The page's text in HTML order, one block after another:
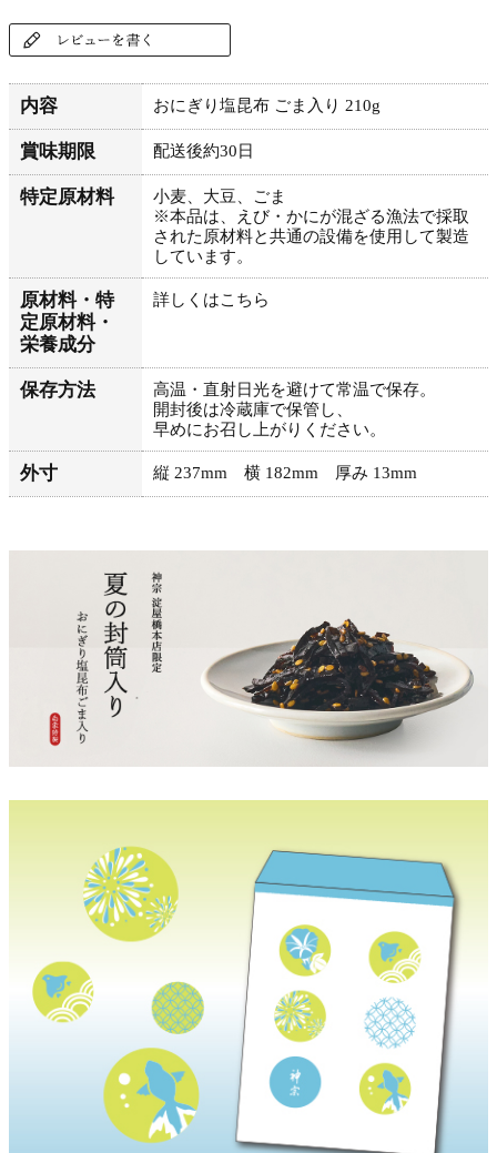
内容 おにぎり塩昆布 ごま入り 210g
賞味期限 配送後約30日
特定原材料
小麦、大豆、ごま
※本品は、えび・かにが混ざる漁法で採取
された原材料と共通の設備を使用して製造
しています。
原材料・特
定原材料・
栄養成分
詳しくはこちら
保存方法
高温・直射日光を避けて常温で保存。
開封後は冷蔵庫で保管し、
早めにお召し上がりください。
外寸 縦 237mm 横 182mm 厚み 13mm